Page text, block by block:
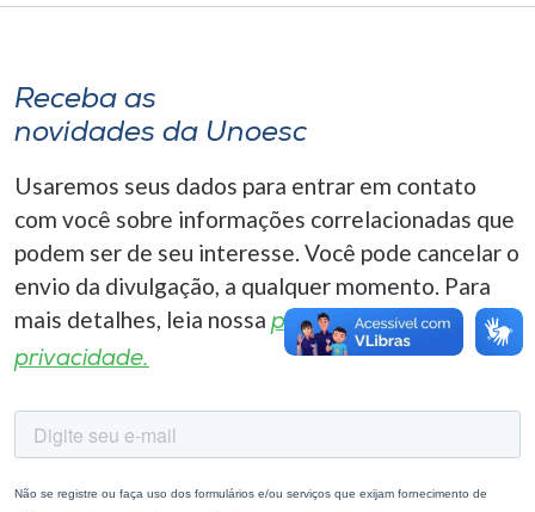
Selecione
o idioma
Receba as
novidades da Unoesc
Usaremos seus dados para entrar em contato
com você sobre informações correlacionadas que
podem ser de seu interesse. Você pode cancelar o
envio da divulgação, a qualquer momento. Para
mais detalhes, leia nossa política de
privacidade.